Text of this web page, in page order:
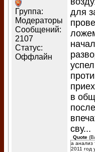
Группа:
Модераторы
Сообщений:
2107
Статус:
Оффлайн
для
в
сву...
Quote (
а анализ
2011 год